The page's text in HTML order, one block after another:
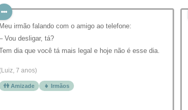
Meu irmão falando com o amigo ao telefone:
Vou desligar, tá?
dia que você tá mais legal e hoje não é esse dia.
7 anos)
👫 Amizade 👧 Irmãos